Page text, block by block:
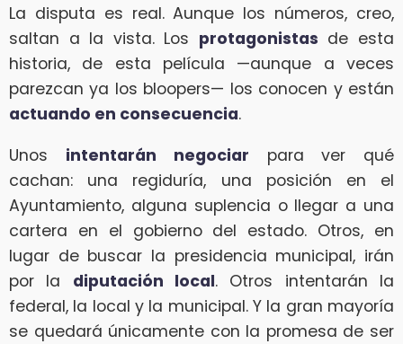
La disputa es real. Aunque los números, creo,
saltan a la vista. Los protagonistas de esta
historia, de esta película —aunque a veces
parezcan ya los bloopers— los conocen y están
actuando en consecuencia.
Unos intentarán negociar para ver qué
cachan: una regiduría, una posición en el
Ayuntamiento, alguna suplencia o llegar a una
cartera en el gobierno del estado. Otros, en
lugar de buscar la presidencia municipal, irán
por la diputación local. Otros intentarán la
federal, la local y la municipal. Y la gran mayoría
se quedará únicamente con la promesa de ser